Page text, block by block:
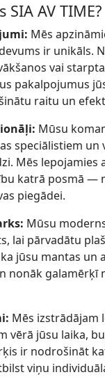
SIA AV TIME?
Mēs
ir unikāls.
vai
pakalpojumus
raitu un
Mūsu
speciālistiem un
Mēs lepojamies
katrā posmā —
piegādei.
Mūsu
lai pārvadātu
jūsu mantas un
nonāk galamērķī
Mēs izstrādājam
vērā jūsu laika,
ir nodrošināt
viņu